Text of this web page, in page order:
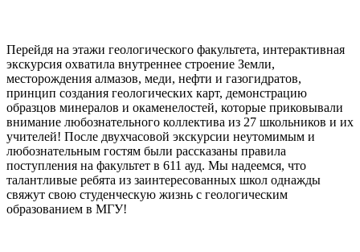
Перейдя на этажи геологического факультета, интерактивная
экскурсия охватила внутреннее строение Земли,
месторождения алмазов, меди, нефти и газогидратов,
принцип создания геологических карт, демонстрацию
образцов минералов и окаменелостей, которые приковывали
внимание любознательного коллектива из 27 школьников и их
учителей! После двухчасовой экскурсии неутомимым и
любознательным гостям были рассказаны правила
поступления на факультет в 611 ауд. Мы надеемся, что
талантливые ребята из заинтересованных школ однажды
свяжут свою студенческую жизнь с геологическим
образованием в МГУ!